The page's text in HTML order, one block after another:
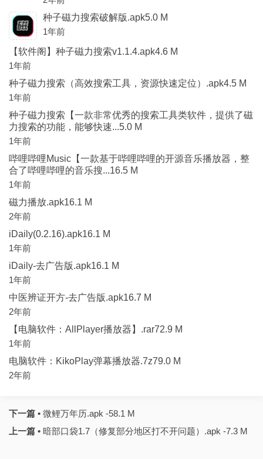
种子磁力搜索破解版.apk5.0 M
1年前
【软件阁】种子磁力搜索v1.1.4.apk4.6 M
1年前
种子磁力搜索（高效搜索工具，资源快速定位）.apk4.5 M
1年前
种子磁力搜索【一款非常优秀的搜索工具类软件，提供了磁
力搜索的功能，能够快速...5.0 M
1年前
哔哩哔哩Music【一款基于哔哩哔哩的开源音乐播放器，整
合了哔哩哔哩的音乐搜...16.5 M
1年前
磁力播放.apk16.1 M
2年前
iDaily(0.2.16).apk16.1 M
1年前
iDaily-去广告版.apk16.1 M
1年前
中医辨证开方-去广告版.apk16.7 M
2年前
【电脑软件：AllPlayer播放器】.rar72.9 M
1年前
电脑软件：KikoPlay弹幕播放器.7z79.0 M
2年前
下一篇 • 微鲤万年历.apk -58.1 M
上一篇 • 暗部口袋1.7（修复部分地区打不开问题）.apk -7.3 M